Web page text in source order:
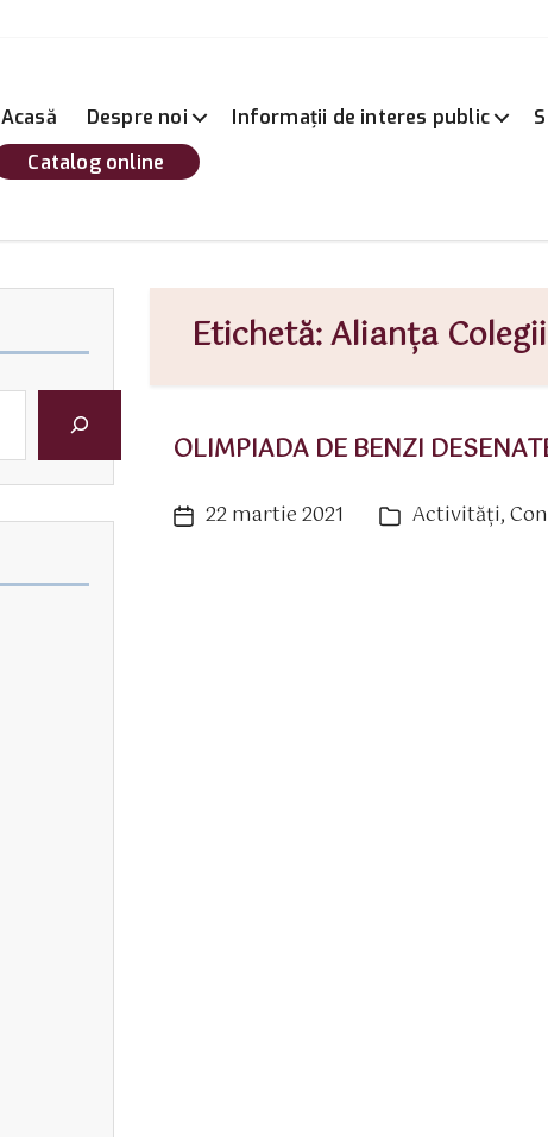
Acasă Despre noi Informații de interes public
Catalog online
Etichetă:Alianța
OLIMPIADA DE BENZI
Dată22 martie 2021 Categorii
Activităţi,